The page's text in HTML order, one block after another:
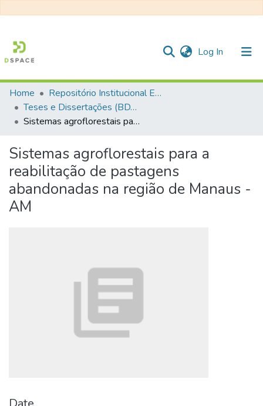
Log In (current)
Communities & Collections
All of DSpace
Statistics
Home
Repositório Institucional EESC
Teses e Dissertações (BDTD USP)
Sistemas agroflorestais para a reabilitação de pastagens abandonadas na região de Manaus - AM
Sistemas agroflorestais para a
reabilitação de pastagens
abandonadas na região de Manaus -
AM